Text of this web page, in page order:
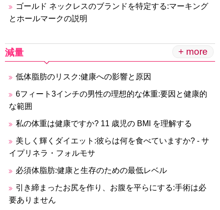
ゴールド ネックレスのブランドを特定する:マーキング
とホールマークの説明
減量 + more
低体脂肪のリスク:健康への影響と原因
6フィート3インチの男性の理想的な体重:要因と健康的
な範囲
私の体重は健康ですか? 11 歳児の BMI を理解する
美しく輝くダイエット:彼らは何を食べていますか? - サ
イプリネラ・フォルモサ
必須体脂肪:健康と生存のための最低レベル
引き締まったお尻を作り、お腹を平らにする:手術は必
要ありません